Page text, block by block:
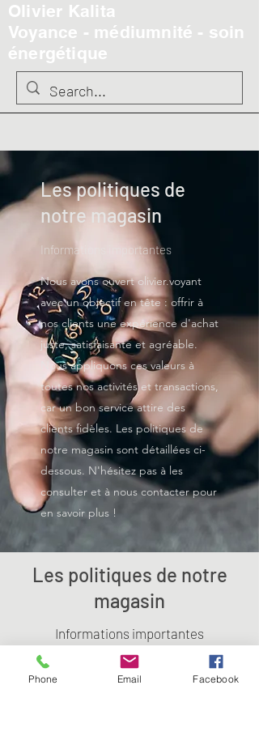
Olivier Kalita
Voyance - médiumnité - soin
énergétique
Les politiques de
notre magasin
Informations importantes
Nous avons ouvert olivier.voyant
avec un objectif en tête : offrir à
nos clients une expérience d'achat
juste, satisfaisante et agréable.
Nous appliquons ces valeurs à
toutes nos activités et transactions,
car un bon service attire des
clients fidèles. Les politiques de
notre magasin sont détaillées ci-
dessous. N'hésitez pas à les
consulter et à nous contacter pour
en savoir plus !
Les politiques de notre
magasin
Informations importantes
Nous avons ouvert olivier.voyant avec un
objectif en tête : offrir à nos clients une
Phone Email Facebook